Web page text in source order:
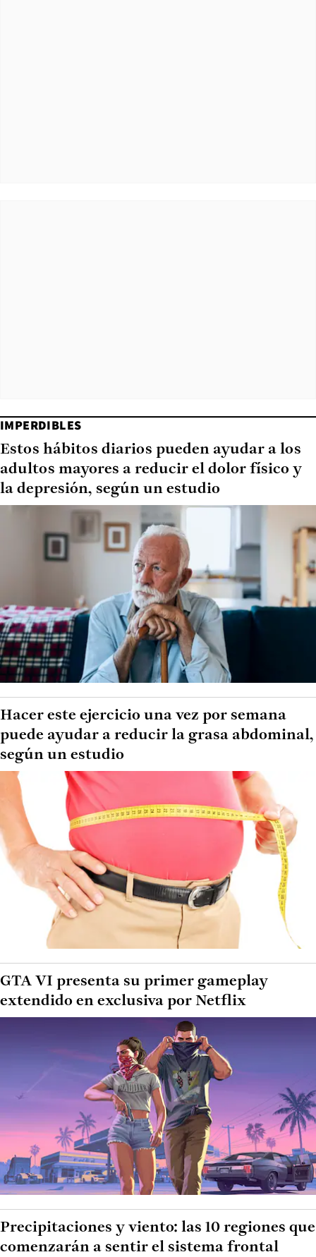
IMPERDIBLES
Estos hábitos diarios pueden ayudar a los
adultos mayores a reducir el dolor físico y
la depresión, según un estudio
Hacer este ejercicio una vez por semana
puede ayudar a reducir la grasa abdominal,
según un estudio
GTA VI presenta su primer gameplay
extendido en exclusiva por Netflix
Precipitaciones y viento: las 10 regiones que
comenzarán a sentir el sistema frontal